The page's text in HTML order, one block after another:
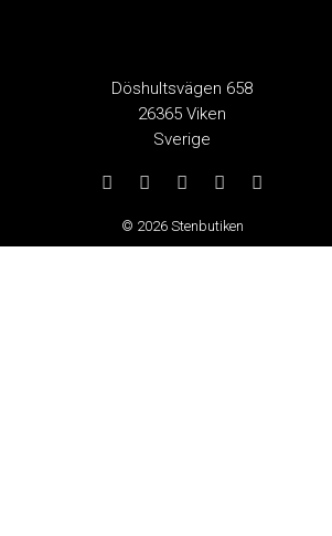
Döshultsvägen 658
26365 Viken
Sverige
© 2026 Stenbutiken